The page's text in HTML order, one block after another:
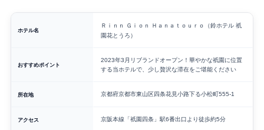
ホテル名
Ｒｉｎｎ Ｇｉｏｎ Ｈａｎａｔｏｕｒｏ（鈴ホテル 祇
園花とうろ）
おすすめポイント
2023年3月リブランドオープン！華やかな祇園に位置
する当ホテルで、少し贅沢な滞在をご堪能ください
所在地 京都府京都市東山区四条花見小路下る小松町555-1
アクセス 京阪本線「祇園四条」駅6番出口より徒歩約5分